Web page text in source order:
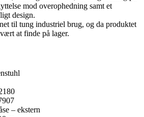
mod overophedning samt et
design.
til tung industriel brug, og da produktet
at finde på lager.
– ekstern